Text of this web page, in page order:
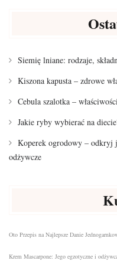
Siemię lniane: rodzaje,
Kiszona kapusta – zdrowe
Cebula szalotka –
Jakie ryby wybierać na
Koperek ogrodowy – odkryj
odżywcze
Oto Przepis na Najlepsze Danie
Krem Mascarpone: Jego egzotyczne i